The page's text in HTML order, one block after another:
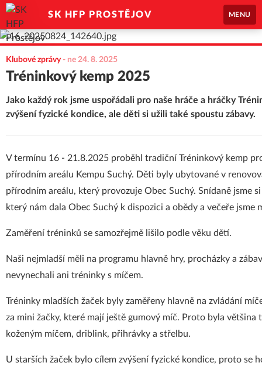
SK HFP PROSTĚJOV MENU
Klubové zprávy- ne 24. 8. 2025
Tréninkový kemp 2025
Jako každý rok jsme uspořádali pro naše hráče a hráčky
zvýšení fyzické kondice, ale děti si užili také spoustu zábavy.
V termínu 16 - 21.8.2025 proběhl tradiční Tréninkový kemp
přírodním areálu Kempu Suchý. Děti byly ubytované v
přírodním areálu, který provozuje Obec Suchý. Snídaně jsme
který nám dala Obec Suchý k dispozici a obědy a večeře
Zaměření tréninků se samozřejmě lišilo podle věku dětí.
Naši nejmladší měli na programu hlavně hry, procházky a
nevynechali ani tréninky s míčem.
Tréninky mladších žaček byly zaměřeny hlavně na zvládání
za mini žačky, které mají ještě gumový míč. Proto byla
koženým míčem, driblink, přihrávky a střelbu.
U starších žaček bylo cílem zvýšení fyzické kondice, proto se